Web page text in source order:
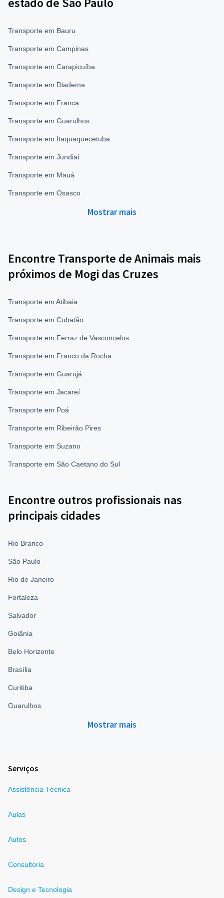
Transporte em Bauru
Transporte em Campinas
Transporte em Carapicuíba
Transporte em Diadema
Transporte em Franca
Transporte em Guarulhos
Transporte em Itaquaquecetuba
Transporte em Jundiaí
Transporte em Mauá
Transporte em Osasco
Mostrar mais
Encontre Transporte de Animais mais
próximos de Mogi das Cruzes
Transporte em Atibaia
Transporte em Cubatão
Transporte em Ferraz de Vasconcelos
Transporte em Franco da Rocha
Transporte em Guarujá
Transporte em Jacareí
Transporte em Poá
Transporte em Ribeirão Pires
Transporte em Suzano
Transporte em São Caetano do Sul
Encontre outros profissionais nas
principais cidades
Rio Branco
São Paulo
Rio de Janeiro
Fortaleza
Salvador
Goiânia
Belo Horizonte
Brasília
Curitiba
Guarulhos
Mostrar mais
Serviços
Assistência Técnica
Aulas
Autos
Consultoria
Design e Tecnologia